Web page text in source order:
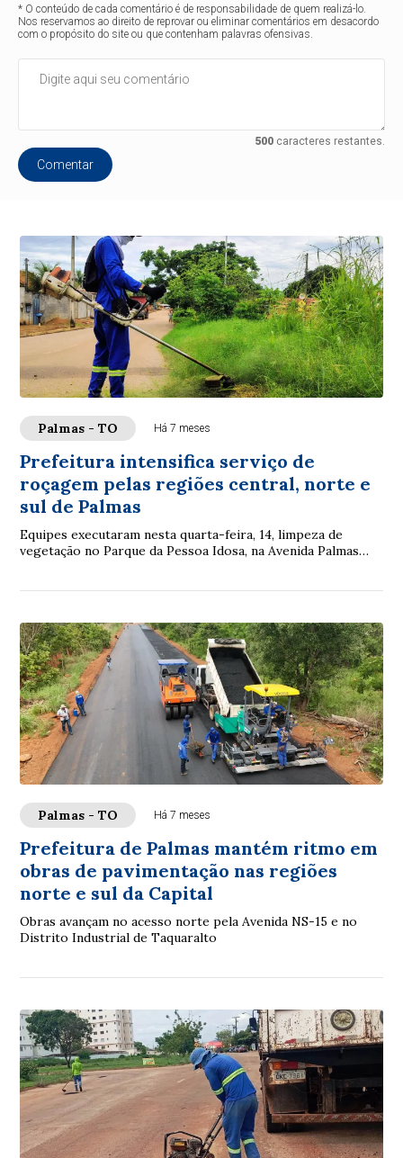
* O conteúdo de cada comentário é de responsabilidade de quem realizá-lo.
Nos reservamos ao direito de reprovar ou eliminar comentários em desacordo
com o propósito do site ou que contenham palavras ofensivas.
500caracteres restantes.
Comentar
Palmas - TO Há 7 meses
Prefeitura intensifica serviço de
roçagem pelas regiões central, norte e
sul de Palmas
Equipes executaram nesta quarta-feira, 14, limpeza de
vegetação no Parque da Pessoa Idosa, na Avenida Palmas
Palmas - TO Há 7 meses
Prefeitura de Palmas mantém ritmo em
obras de pavimentação nas regiões
norte e sul da Capital
Obras avançam no acesso norte pela Avenida NS-15 e no
Distrito Industrial de Taquaralto